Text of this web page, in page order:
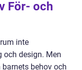
För- och
inte
och design. Men
behov och